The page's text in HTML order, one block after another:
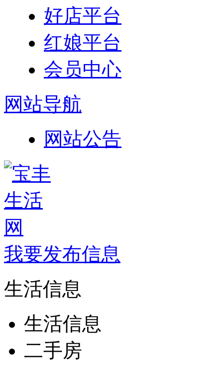
好店平台
红娘平台
会员中心
网站导航
网站公告
我要发布信息
生活信息
生活信息
二手房